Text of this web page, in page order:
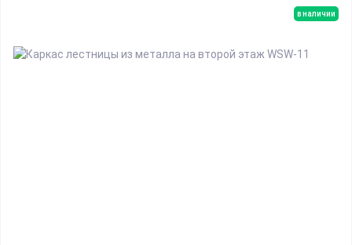
в наличии